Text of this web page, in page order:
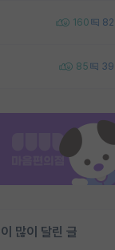
160 82
85 39
많이 달린 글